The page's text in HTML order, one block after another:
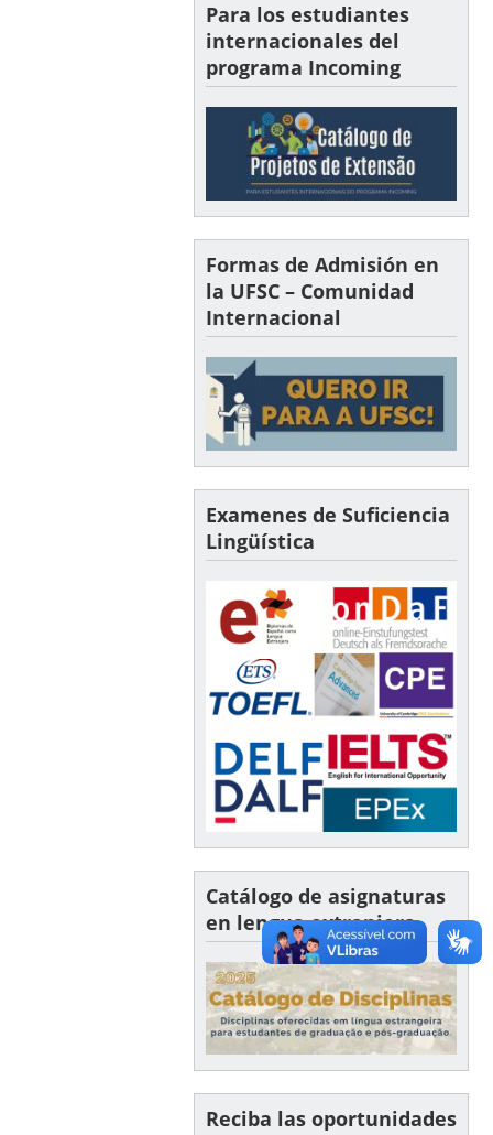
Para los estudiantes
internacionales del
programa Incoming
Formas de Admisión en
la UFSC – Comunidad
Internacional
Examenes de Suficiencia
Lingüística
Catálogo de asignaturas
en lengua extranjera
Reciba las oportunidades